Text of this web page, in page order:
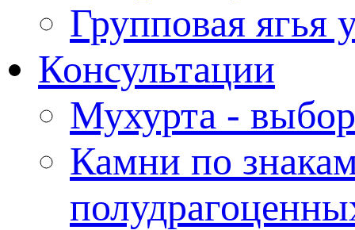
Групповая
Консультации
Мухурта -
Камни по